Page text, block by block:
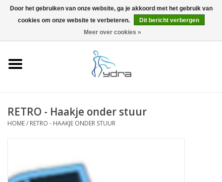
0 Artikelen - €0,00
RETRO - Haakje onder stuur
HOME/ RETRO - HAAKJE ONDER STUUR
Door het gebruiken van onze website, ga je akkoord met het gebruik van
cookies om onze website te verbeteren.
Dit bericht verbergen
Meer over cookies »